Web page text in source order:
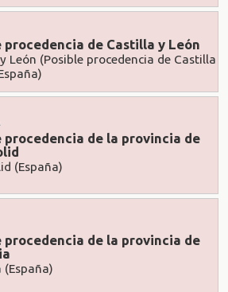
procedencia de Castilla y León
León (Posible procedencia de Castilla
procedencia de la provincia de
(España)
procedencia de la provincia de
(España)